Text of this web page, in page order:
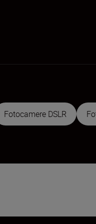
Fotocamere DSLR